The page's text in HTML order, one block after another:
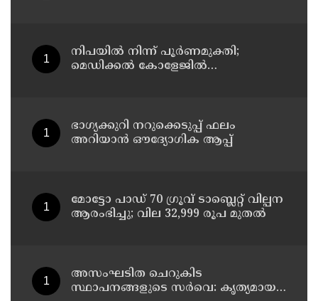
നിപയിൽ നിന്ന് പൂർണമുക്തി;
മെഡിക്കൽ കോളേജിൽ
ഭാഗ്യക്കുറി നറുക്കെടുപ്പ് ഫലം
അറിയാൻ ഔദ്യോഗിക ആപ്പ്
മോട്ടോ പാഡ് 70 ഗ്രൂവ് ടാബ്ലെറ്റ് വില്പന
ആരംഭിച്ചു; വില 32,999 രൂപ മുതൽ
അസംഘടിത ചെറുകിട
സ്ഥാപനങ്ങളുടെ സർവെ: കൃത്യമായ